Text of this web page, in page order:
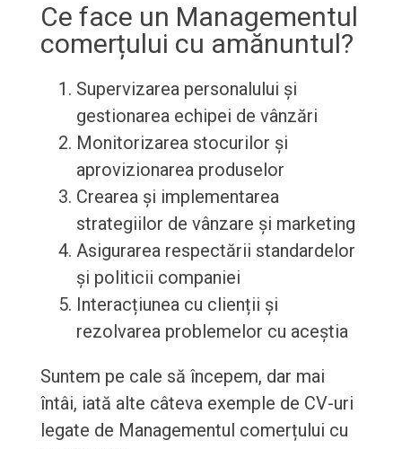
Ce face un Managementul
comerțului cu amănuntul?
Supervizarea personalului și
gestionarea echipei de vânzări
Monitorizarea stocurilor și
aprovizionarea produselor
Crearea și implementarea
strategiilor de vânzare și marketing
Asigurarea respectării standardelor
și politicii companiei
Interacțiunea cu clienții și
rezolvarea problemelor cu aceștia
Suntem pe cale să începem, dar mai
întâi, iată alte câteva exemple de CV-uri
legate de Managementul comerțului cu